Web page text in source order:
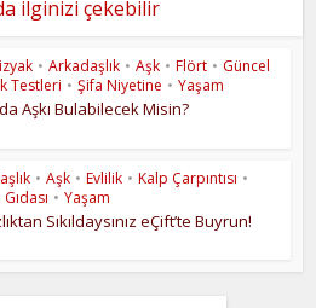
ilginizi çekebilir
• Arkadaşlık • Aşk • Flört • Güncel
Testleri • Şifa Niyetine • Yaşam
Aşkı Bulabilecek Misin?
• Aşk • Evlilik • Kalp Çarpıntısı •
• Yaşam
Sıkıldaysınız eÇift’te Buyrun!